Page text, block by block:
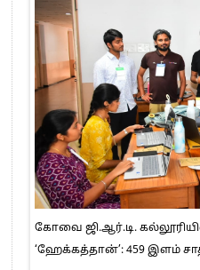
கோவை ஜி.ஆர்.டி.
‘ஹேக்கத்தான்’: 459 இளம்